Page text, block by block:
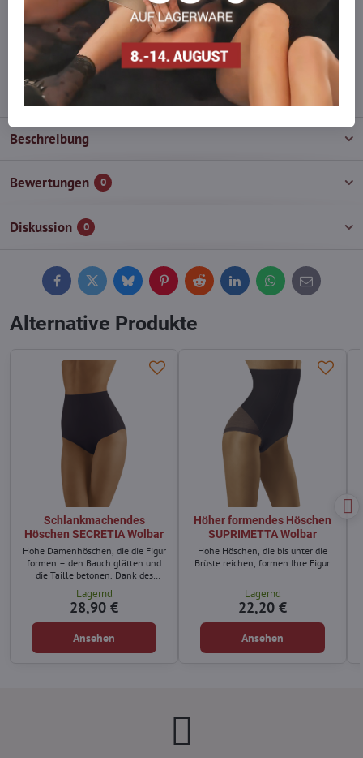
Zögern Sie nicht, uns zu kontaktieren, wir füllen die Ware für Sie
wieder auf!
info​@everlady​.eu
Beschreibung
Bewertungen 0
Diskussion 0
FacebookTwitterBlueskyPinterestReddit LinkedInWhatsApp
E-
mail
Alternative Produkte
Schlankmachendes
Höschen SECRETIA Wolbar
Hohe Damenhöschen, die die Figur
formen – den Bauch glätten und
die Taille betonen. Dank des
Anteils an Modal, Baumwolle und
Elasthan vereinen sie die
Funktionen von
Korrekturunterwäsche mit Komfort.
Lagernd
28,90 €
Ansehen
Höher formendes Höschen
SUPRIMETTA Wolbar
Hohe Höschen, die bis unter die
Brüste reichen, formen Ihre Figur.
Lagernd
22,20 €
Ansehen